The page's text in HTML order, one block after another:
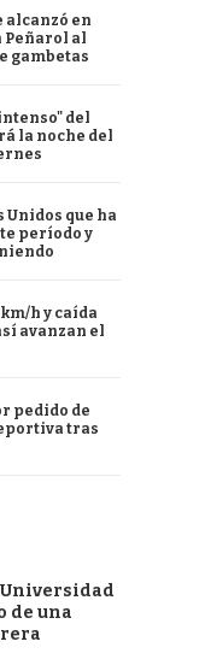
alcanzó en
Peñarol al
gambetas
del
la noche del
Unidos que ha
período y
h y caída
avanzan el
pedido de
tras
de una